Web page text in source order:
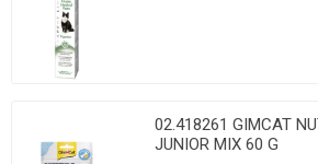
02.418261 GIMCAT
JUNIOR MIX 60 G